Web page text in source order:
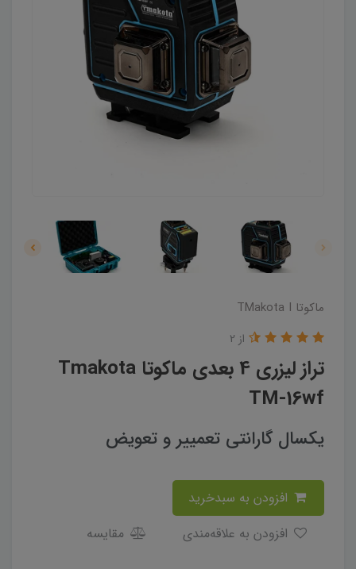
ماکوتا TMakota I
تراز لیزری 4 بعدی ماکوتا Tmakota
TM-16wf
از 2
یکسال گارانتی تعمییر و تعویض
مقایسه